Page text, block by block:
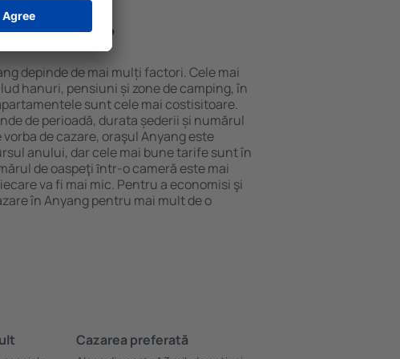
în Anyang?
depinde de mai mulți factori. Cele mai
hanuri, pensiuni și zone de camping, în
sunt cele mai costisitoare.
de perioadă, durata șederii și numărul
de cazare, oraşul Anyang este
anului, dar cele mai bune tarife sunt în
de oaspeţi ȋntr-o cameră este mai
va fi mai mic. Pentru a economisi şi
în Anyang pentru mai mult de o
Cazarea preferată